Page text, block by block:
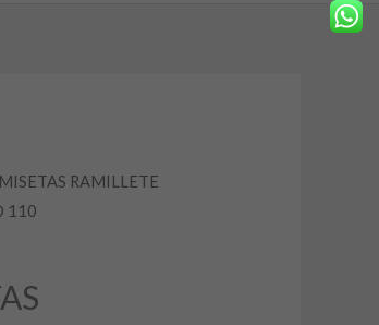
RAMILLETE
110